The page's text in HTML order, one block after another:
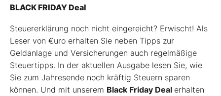
BLACK FRIDAY Deal
Steuererklärung noch nicht eingereicht? Erwischt! Als
Leser von €uro erhalten Sie neben Tipps zur
Geldanlage und Versicherungen auch regelmäßige
Steuertipps. In der aktuellen Ausgabe lesen Sie, wie
Sie zum Jahresende noch kräftig Steuern sparen
können. Und mit unserem Black Friday Deal erhalten